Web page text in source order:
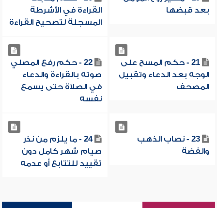
بعد قبضها
القراءة في الأشرطة
المسجلة لتصحيح القراءة
21 - حكم المسح على
الوجه بعد الدعاء وتقبيل
المصحف
22 - حكم رفع المصلي
صوته بالقراءة والدعاء
في الصلاة حتى يسمع
نفسه
23 - نصاب الذهب
والفضة
24 - ما يلزم من نذر
صيام شهر كامل دون
تقييد للتتابع أو عدمه